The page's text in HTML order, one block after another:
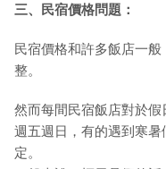
三、民宿價格問題：
民宿價格和許多飯店一
整。
然而每間民宿飯店對於
週五週日，有的遇到寒
定。